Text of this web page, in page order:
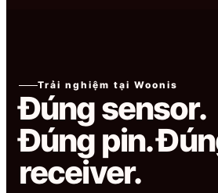
Trải nghiệm tại Woonis
Đúng sensor.
Đúng pin.
receiver.